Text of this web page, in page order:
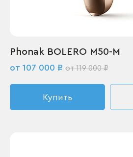
Phonak BOLERO M50-M
от 107 000 ₽ от 119 000 ₽
Купить